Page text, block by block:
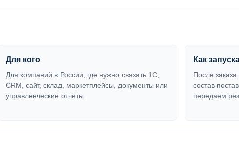
Для кого
Для компаний в России, где нужно связать 1С,
CRM, сайт, склад, маркетплейсы, документы или
управленческие отчеты.
Как
После
состав
передаем